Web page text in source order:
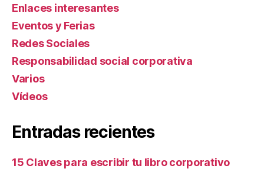
Enlaces interesantes
Eventos y Ferias
Redes Sociales
Responsabilidad social corporativa
Varios
Ví­deos
Entradas recientes
15 Claves para escribir tu libro corporativo